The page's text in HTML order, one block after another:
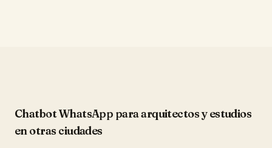
Chatbot WhatsApp paraarquitectos y estudios
en otras ciudades